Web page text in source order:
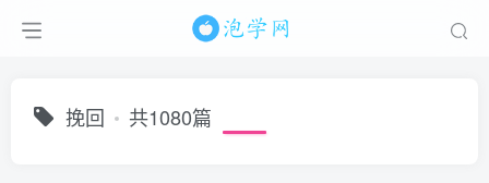
挽回 共1080篇